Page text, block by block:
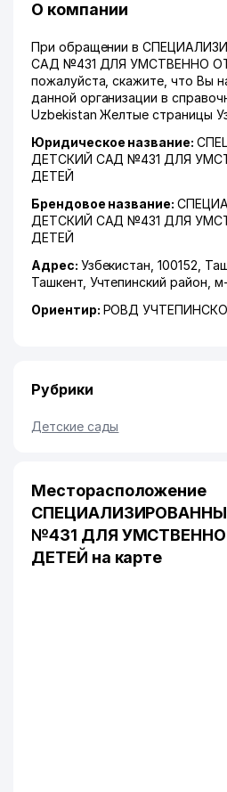
О компании
При обращении в
САД №431 ДЛЯ УМСТВЕННО
пожалуйста, скажите, что Вы
данной организации в
Uzbekistan Желтые страницы
Юридическое название:
ДЕТСКИЙ САД №431 ДЛЯ
ДЕТЕЙ
Брендовое название:
ДЕТСКИЙ САД №431 ДЛЯ
ДЕТЕЙ
Адрес: Узбекистан, 100152,
Ташкент, Учтепинский район
Ориентир: РОВД
Рубрики
Детские сады
Месторасположение
№431 ДЛЯ
ДЕТЕЙ на карте